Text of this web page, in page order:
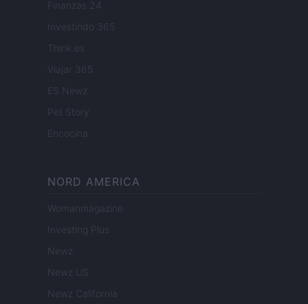
Finanzas 24
Investindo 365
Think.es
Viajar 365
ES Newz
Pet Story
Encocina
NORD AMERICA
Womanmagazine
Investing Plus
Newz
Newz US
Newz California